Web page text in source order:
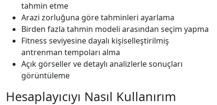
tahmin etme
Arazi zorluğuna göre tahminleri ayarlama
Birden fazla tahmin modeli arasından seçim yapma
Fitness seviyesine dayalı kişiselleştirilmiş
antrenman tempoları alma
Açık görseller ve detaylı analizlerle sonuçları
görüntüleme
Hesaplayıcıyı Nasıl Kullanırım